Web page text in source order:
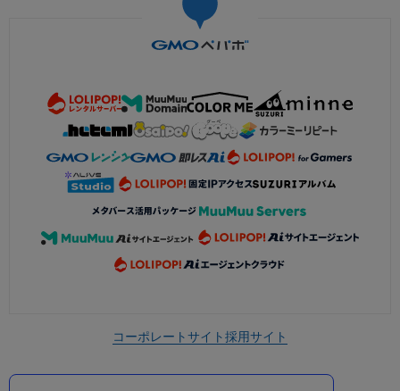
コーポレートサイト採用サイト